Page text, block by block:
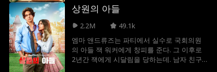
나쁜 남자 애셔가 클로이를 구해주면서 그녀
는 처음으로 마음을 열 수 있는 사람을 만나게
된다. 과연 클로이와 애셔의 관계는 미친 캠퍼
방해하려는 지도 교사 무리 속에서 살아남을
수 있을지...?
상원의 아들
2.2M
49.1k
엠마 앤드류즈는 파티에서 실수로 국회의원
의 아들 잭 워커에게 창피를 준다. 그 이후로
2년간 잭에게 시달림을 당하는데. 남자 친구